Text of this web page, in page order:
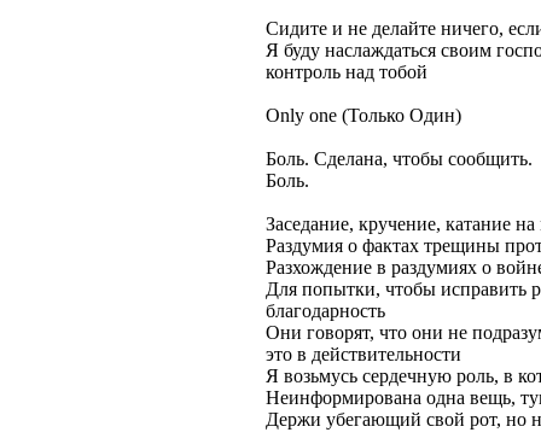
Сидите и не делайте ничего,
Я буду наслаждаться своим
контроль над тобой
Only one (Только Один)
Боль. Сделана, чтобы сообщить.
Боль.
Заседание, кручение, катание
Раздумия о фактах трещины
Разхождение в раздумиях о
Для попытки, чтобы исправить
благодарность
Они говорят, что они не
это в действительности
Я возьмусь сердечную роль, в
Неинформирована одна вещь,
Держи убегающий свой рот, но